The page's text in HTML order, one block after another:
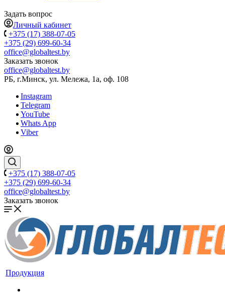
Задать вопрос
Личный кабинет
+375 (17) 388-07-05
+375 (29) 699-60-34
office@globaltest.by
Заказать звонок
office@globaltest.by
РБ, г.Минск, ул. Мележа, 1а, оф. 108
Instagram
Telegram
YouTube
Whats App
Viber
+375 (17) 388-07-05
+375 (29) 699-60-34
office@globaltest.by
Заказать звонок
Продукция